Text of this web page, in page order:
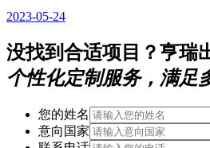
2023-05-24
没找到合适项目？亨瑞
个性化定制服务，满足
您的姓名
意向国家